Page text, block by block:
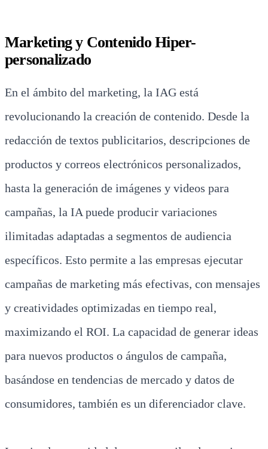
Marketing y Contenido Hiper-
personalizado
En el ámbito del marketing, la IAG está
revolucionando la creación de contenido. Desde la
redacción de textos publicitarios, descripciones de
productos y correos electrónicos personalizados,
hasta la generación de imágenes y videos para
campañas, la IA puede producir variaciones
ilimitadas adaptadas a segmentos de audiencia
específicos. Esto permite a las empresas ejecutar
campañas de marketing más efectivas, con mensajes
y creatividades optimizadas en tiempo real,
maximizando el ROI. La capacidad de generar ideas
para nuevos productos o ángulos de campaña,
basándose en tendencias de mercado y datos de
consumidores, también es un diferenciador clave.